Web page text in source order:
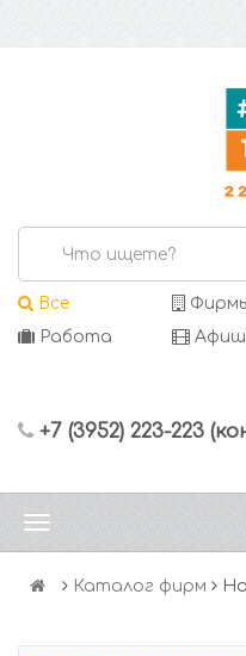
Все
Работа
+7 (3952) 223-223
Каталог фирм